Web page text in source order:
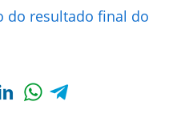
do resultado final do